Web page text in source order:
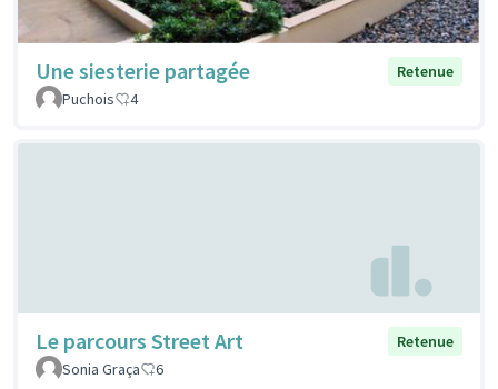
Une siesterie partagée
Retenue
Puchois
4
Le parcours Street Art
Retenue
Sonia Graça
6